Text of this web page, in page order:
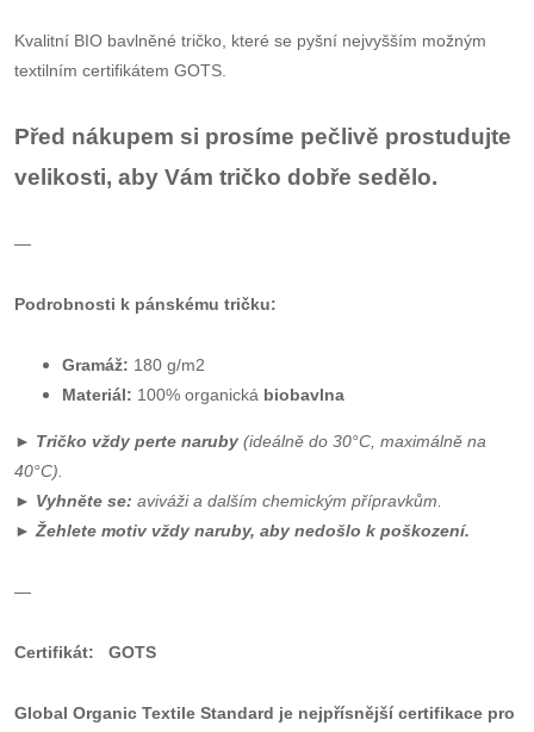
Kvalitní BIO bavlněné tričko, které se pyšní nejvyšším možným
textilním certifikátem GOTS.
Před nákupem si prosíme pečlivě prostudujte
velikosti, aby Vám tričko dobře sedělo.
—
Podrobnosti k pánskému tričku:
Gramáž: 180 g/m2
Materiál: 100% organická biobavlna
► Tričko vždy perte naruby (ideálně do 30°C, maximálně na
40°C).
► Vyhněte se: aviváži a dalším chemickým přípravkům.
► Žehlete motiv vždy naruby, aby nedošlo k poškození.
—
Certifikát: GOTS
Global Organic Textile Standard je nejpřísnější certifikace pro